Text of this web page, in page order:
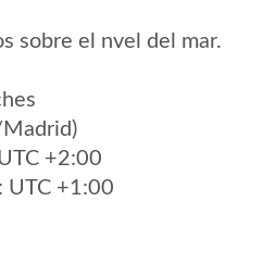
sobre el nvel del mar.
+2:00
UTC +1:00